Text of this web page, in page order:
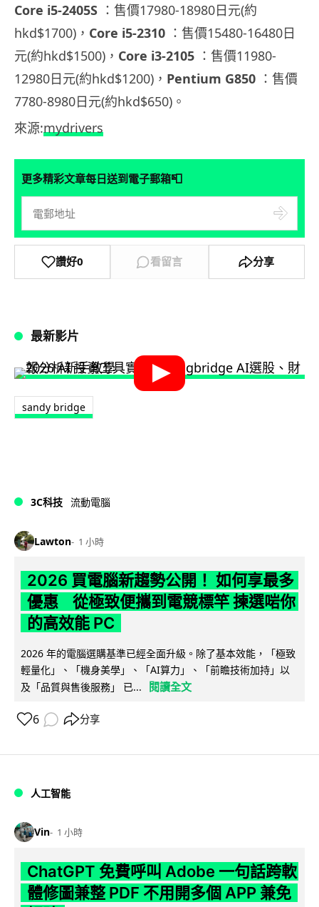
Core i5-2405S ：售價17980-18980日元(約
hkd$1700)， Core i5-2310 ：售價15480-16480日
元(約hkd$1500)， Core i3-2105 ：售價11980-
12980日元(約hkd$1200)， Pentium G850 ：售價
7780-8980日元(約hkd$650)。
來源:mydrivers
更多精彩文章每日送到電子郵箱📮
讚好0 看留言 分享
最新影片
sandy bridge
3C科技 流動電腦
Lawton 1 小時
2026 買電腦新趨勢公開！ 如何享最多
優惠 從極致便攜到電競標竿 揀選啱你
的高效能 PC
2026 年的電腦選購基準已經全面升級。除了基本效能，「極致
輕量化」、「機身美學」、「AI算力」、「前瞻技術加持」以
及「品質與售後服務」 已...
閱讀全文
6 分享
人工智能
Vin 1 小時
ChatGPT 免費呼叫 Adobe 一句話跨軟
體修圖兼整 PDF 不用開多個 APP 兼免